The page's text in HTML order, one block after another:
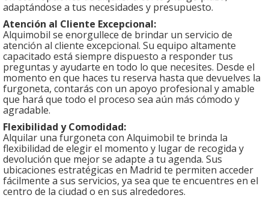
adaptándose a tus necesidades y presupuesto.
Atención al Cliente Excepcional:
Alquimobil se enorgullece de brindar un servicio de
atención al cliente excepcional. Su equipo altamente
capacitado está siempre dispuesto a responder tus
preguntas y ayudarte en todo lo que necesites. Desde el
momento en que haces tu reserva hasta que devuelves la
furgoneta, contarás con un apoyo profesional y amable
que hará que todo el proceso sea aún más cómodo y
agradable.
Flexibilidad y Comodidad:
Alquilar una furgoneta con Alquimobil te brinda la
flexibilidad de elegir el momento y lugar de recogida y
devolución que mejor se adapte a tu agenda. Sus
ubicaciones estratégicas en Madrid te permiten acceder
fácilmente a sus servicios, ya sea que te encuentres en el
centro de la ciudad o en sus alrededores.